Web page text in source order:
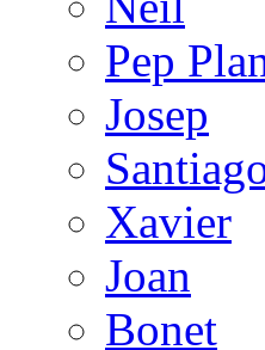
Pep
Josep
Xavier
Joan
Bonet